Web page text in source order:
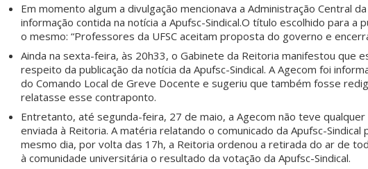
Em momento algum a divulgação mencionava a Administração Central
informação contida na notícia a Apufsc-Sindical.O título escolhido para a
o mesmo: “Professores da UFSC aceitam proposta do governo e
Ainda na sexta-feira, às 20h33, o Gabinete da Reitoria manifestou que
respeito da publicação da notícia da Apufsc-Sindical. A Agecom foi
do Comando Local de Greve Docente e sugeriu que também fosse
relatasse esse contraponto.
Entretanto, até segunda-feira, 27 de maio, a Agecom não teve
enviada à Reitoria. A matéria relatando o comunicado da Apufsc-Sindical
mesmo dia, por volta das 17h, a Reitoria ordenou a retirada do ar de
à comunidade universitária o resultado da votação da Apufsc-Sindical.